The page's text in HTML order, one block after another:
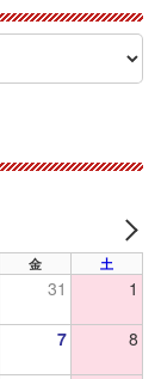
金 土
31 1
7 8